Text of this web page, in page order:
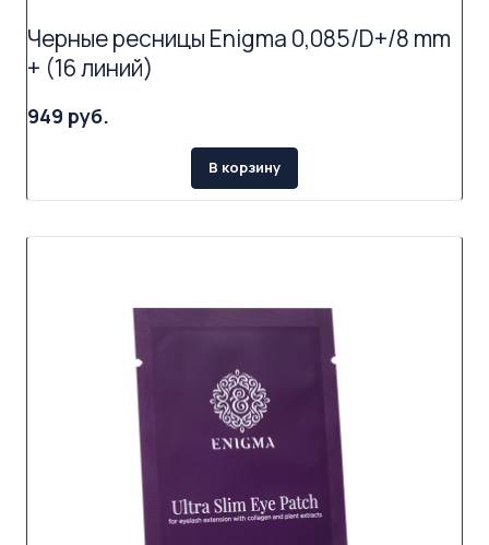
Черные ресницы Enigma 0,085/D+/8 mm
+ (16 линий)
949 руб.
В корзину